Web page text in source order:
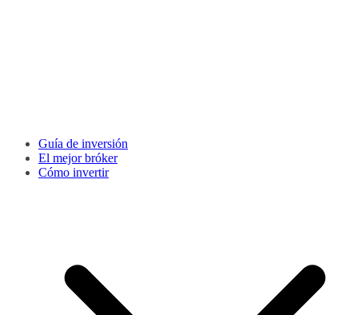
Guía de inversión
El mejor bróker
Cómo invertir